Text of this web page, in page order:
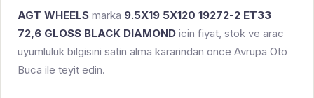
AGT WHEELS marka 9.5X19 5X120 19272-2 ET33
72,6 GLOSS BLACK DIAMOND icin fiyat, stok ve arac
uyumluluk bilgisini satin alma kararindan once Avrupa Oto
Buca ile teyit edin.